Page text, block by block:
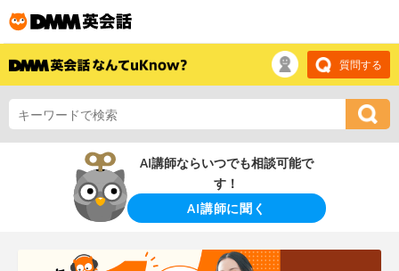
質問する
AI講師ならいつでも相談可能で
す！
AI講師に聞く